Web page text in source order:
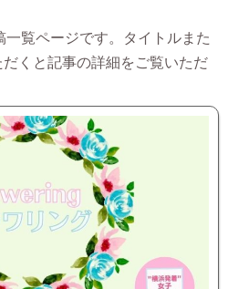
一覧ページです。タイトルまた
くと記事の詳細をご覧いただ